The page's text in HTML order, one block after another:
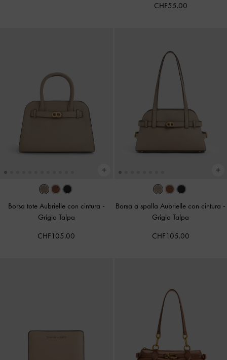
CHF55.00
Borsa tote Aubrielle con cintura -
Grigio Talpa
CHF105.00
Borsa a spalla Aubrielle con cintura -
Grigio Talpa
CHF105.00